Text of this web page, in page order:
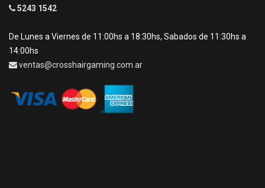
5243 1542
De Lunes a Viernes de 11:00hs a 18:30hs, Sabados de 11:30hs a
14:00hs
ventas@crosshairgaming.com.ar